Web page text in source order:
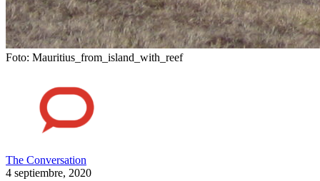
Foto: Mauritius_from_island_with_reef
The Conversation
4 septiembre, 2020